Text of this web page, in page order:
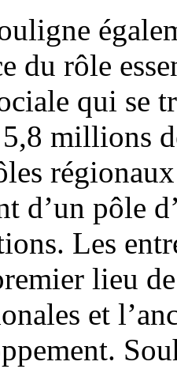
du rôle
qui se
millions
d’un pôle
Les
lieu
et